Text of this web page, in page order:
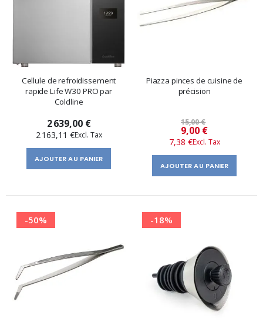
Cellule de refroidissement
rapide Life W30 PRO par
Coldline
2 639,00 €
2 163,11 €
AJOUTER AU PANIER
Piazza pinces de cuisine de
précision
15,00 €
Prix
​​
spécial
9,00 €
7,38 €
AJOUTER AU PANIER
-50% -18%